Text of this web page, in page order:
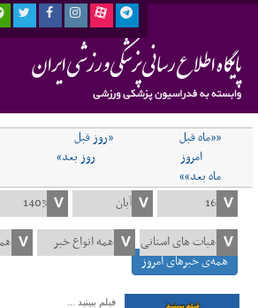
««ماه قبل
«روز قبل
امروز
روز بعد»
ماه بعد»»
همه‌ی خبرهای امروز
فیلم ببینید ...